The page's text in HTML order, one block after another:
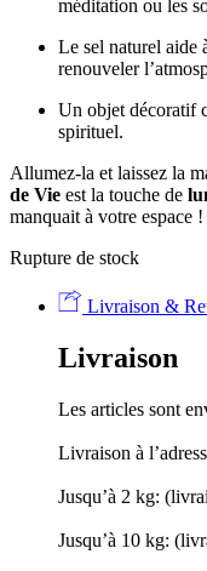
méditation ou les
Le sel naturel aide
renouveler
Un objet décoratif
spirituel.
Allumez-la et laissez la
de Vie est la touche de
manquait à votre espace
Rupture de stock
Livraison &
Livraison
Les articles sont
Livraison à
Jusqu’à 2 kg:
Jusqu’à 10 kg: